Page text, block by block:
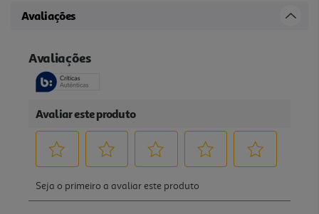
Avaliações